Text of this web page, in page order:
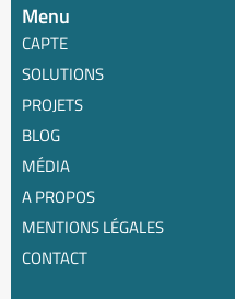
Menu
CAPTE
SOLUTIONS
PROJETS
BLOG
MÉDIA
A PROPOS
MENTIONS LÉGALES
CONTACT